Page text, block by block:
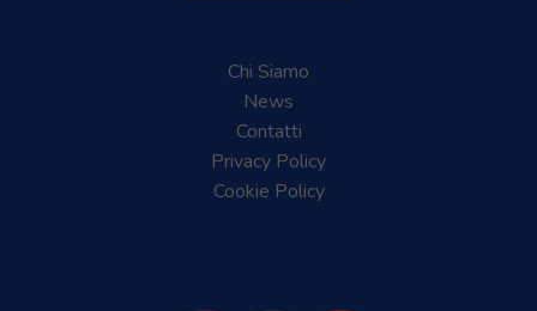
Chi Siamo
News
Contatti
Privacy Policy
Cookie Policy